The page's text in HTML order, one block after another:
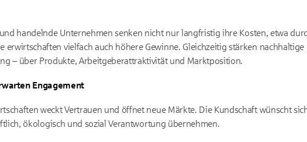
handelnde Unternehmen senken nicht nur langfristig ihre Kosten, etwa
erwirtschaften vielfach auch höhere Gewinne. Gleichzeitig stärken nachhaltige
– über Produkte, Arbeitgeberattraktivität und Marktposition.
Engagement
weckt Vertrauen und öffnet neue Märkte. Die Kundschaft wünscht
ökologisch und sozial Verantwortung übernehmen.